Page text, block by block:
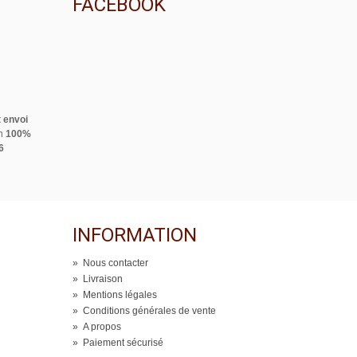
envoi
100%
FACEBOOK
INFORMATION
»
Nous contacter
»
Livraison
»
Mentions légales
» Conditions générales de vente
» A propos
»
Paiement sécurisé